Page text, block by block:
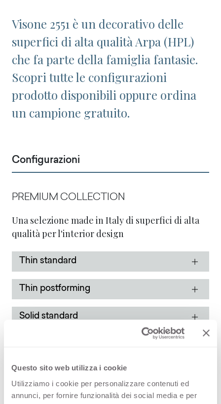
Questo sito web utilizza i cookie
Utilizziamo i cookie per personalizzare contenuti ed
annunci, per fornire funzionalità dei social media e per
Visone 2551 è un decorativo delle
superfici di alta qualità Arpa (HPL)
che fa parte della famiglia fantasie.
Scopri tutte le configurazioni
prodotto disponibili oppure ordina
un campione gratuito.
Configurazioni
PREMIUM COLLECTION
Una selezione made in Italy di superfici di alta
qualità per l'interior design
Thin standard
Thin postforming
Solid standard
Una selezione made in Italy di superfici di alta
qualità con un programma di consegna rapido